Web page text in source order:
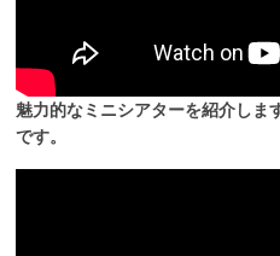
魅力的なミニシアターを紹介しま
です。